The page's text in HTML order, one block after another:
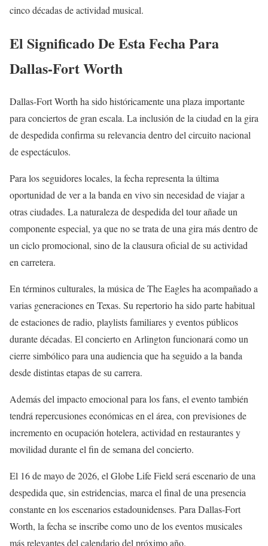
cinco décadas de actividad musical.
El Significado De Esta Fecha Para
Dallas-Fort Worth
Dallas-Fort Worth ha sido históricamente una plaza importante
para conciertos de gran escala. La inclusión de la ciudad en la gira
de despedida confirma su relevancia dentro del circuito nacional
de espectáculos.
Para los seguidores locales, la fecha representa la última
oportunidad de ver a la banda en vivo sin necesidad de viajar a
otras ciudades. La naturaleza de despedida del tour añade un
componente especial, ya que no se trata de una gira más dentro de
un ciclo promocional, sino de la clausura oficial de su actividad
en carretera.
En términos culturales, la música de The Eagles ha acompañado a
varias generaciones en Texas. Su repertorio ha sido parte habitual
de estaciones de radio, playlists familiares y eventos públicos
durante décadas. El concierto en Arlington funcionará como un
cierre simbólico para una audiencia que ha seguido a la banda
desde distintas etapas de su carrera.
Además del impacto emocional para los fans, el evento también
tendrá repercusiones económicas en el área, con previsiones de
incremento en ocupación hotelera, actividad en restaurantes y
movilidad durante el fin de semana del concierto.
El 16 de mayo de 2026, el Globe Life Field será escenario de una
despedida que, sin estridencias, marca el final de una presencia
constante en los escenarios estadounidenses. Para Dallas-Fort
Worth, la fecha se inscribe como uno de los eventos musicales
más relevantes del calendario del próximo año.